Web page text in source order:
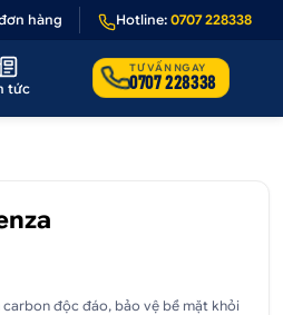
chuyển cho đơn hàng trên
hàng Hotline: 0707 228338
tức
TƯ VẤN NGAY
0707 228338
độc đáo, bảo vệ bề mặt khỏi